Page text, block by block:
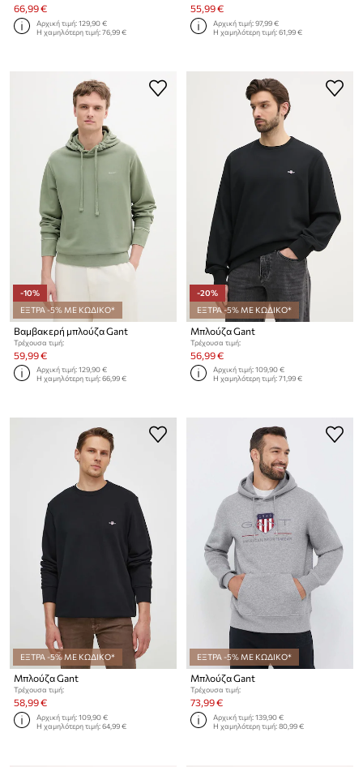
66,99 €
Αρχική τιμή:129,90 €
Η χαμηλότερη τιμή:76,99 €
55,99 €
Αρχική τιμή:97,99 €
Η χαμηλότερη τιμή:61,99 €
-10%
ΕΞΤΡΑ -5% ΜΕ ΚΩΔΙΚΟ*
Βαμβακερή μπλούζα Gant
Τρέχουσα τιμή:
59,99 €
Αρχική τιμή:129,90 €
Η χαμηλότερη τιμή:66,99 €
-20%
ΕΞΤΡΑ -5% ΜΕ ΚΩΔΙΚΟ*
Μπλούζα Gant
Τρέχουσα τιμή:
56,99 €
Αρχική τιμή:109,90 €
Η χαμηλότερη τιμή:71,99 €
ΕΞΤΡΑ -5% ΜΕ ΚΩΔΙΚΟ*
Μπλούζα Gant
Τρέχουσα τιμή:
58,99 €
Αρχική τιμή:109,90 €
Η χαμηλότερη τιμή:64,99 €
ΕΞΤΡΑ -5% ΜΕ ΚΩΔΙΚΟ*
Μπλούζα Gant
Τρέχουσα τιμή:
73,99 €
Αρχική τιμή:139,90 €
Η χαμηλότερη τιμή:80,99 €